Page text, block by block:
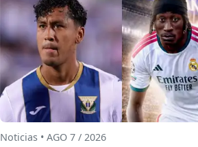
Noticias • AGO 7 / 2026